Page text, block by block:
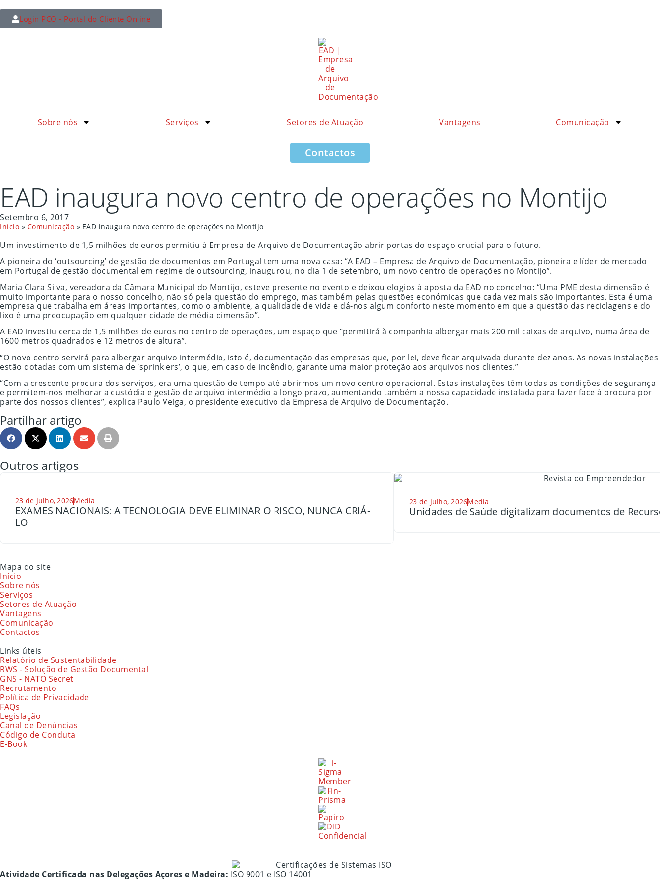
Login PCO - Portal do Cliente Online
Sobre nós Serviços Setores de Atuação Vantagens Comunicação
Contactos
EAD inaugura novo centro de operações no Montijo
Setembro 6, 2017
Início » Comunicação » EAD inaugura novo centro de operações no Montijo
Um investimento de 1,5 milhões de euros permitiu à Empresa de Arquivo de Documentação abrir portas do espaço crucial para o futuro.
A pioneira do ‘outsourcing’ de gestão de documentos em Portugal tem uma nova casa: “A EAD – Empresa de Arquivo de Documentação, pioneira e líder de mercado
em Portugal de gestão documental em regime de outsourcing, inaugurou, no dia 1 de setembro, um novo centro de operações no Montijo”.
Maria Clara Silva, vereadora da Câmara Municipal do Montijo, esteve presente no evento e deixou elogios à aposta da EAD no concelho: “Uma PME desta dimensão é
muito importante para o nosso concelho, não só pela questão do emprego, mas também pelas questões económicas que cada vez mais são importantes. Esta é uma
empresa que trabalha em áreas importantes, como o ambiente, a qualidade de vida e dá-nos algum conforto neste momento em que a questão das reciclagens e do
lixo é uma preocupação em qualquer cidade de média dimensão”.
A EAD investiu cerca de 1,5 milhões de euros no centro de operações, um espaço que “permitirá à companhia albergar mais 200 mil caixas de arquivo, numa área de
1600 metros quadrados e 12 metros de altura”.
“O novo centro servirá para albergar arquivo intermédio, isto é, documentação das empresas que, por lei, deve ficar arquivada durante dez anos. As novas instalações
estão dotadas com um sistema de ‘sprinklers’, o que, em caso de incêndio, garante uma maior proteção aos arquivos nos clientes.”
“Com a crescente procura dos serviços, era uma questão de tempo até abrirmos um novo centro operacional. Estas instalações têm todas as condições de segurança
e permitem-nos melhorar a custódia e gestão de arquivo intermédio a longo prazo, aumentando também a nossa capacidade instalada para fazer face à procura por
parte dos nossos clientes”, explica Paulo Veiga, o presidente executivo da Empresa de Arquivo de Documentação.
Partilhar artigo
Outros artigos
23 de Julho, 2026Media
EXAMES NACIONAIS: A TECNOLOGIA DEVE ELIMINAR O RISCO, NUNCA CRIÁ-
LO
23 de Julho, 2026Media
Unidades de Saúde digitalizam documentos de
Mapa do site
Início
Sobre nós
Serviços
Setores de Atuação
Vantagens
Comunicação
Contactos
Links úteis
Relatório de Sustentabilidade
RWS - Solução de Gestão Documental
GNS - NATO Secret
Recrutamento
Política de Privacidade
FAQs
Legislação
Canal de Denúncias
Código de Conduta
E-Book
Atividade Certificada nas Delegações Açores e Madeira: ISO 9001 e ISO 14001